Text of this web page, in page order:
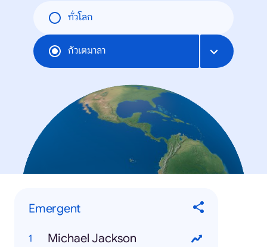
ทั่วโลก
กัวเตมาลา
Emergent
Michael Jackson